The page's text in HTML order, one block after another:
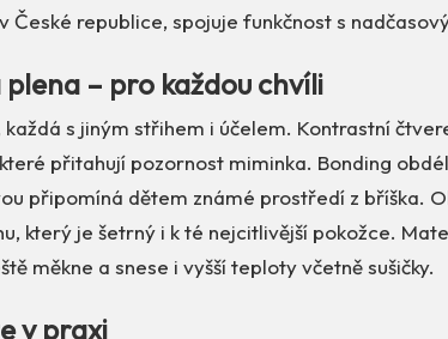
České republice, spojuje funkčnost s
– pro každou chvíli
každá s jiným střihem i účelem. Kontrastní
přitahují pozornost miminka. Bonding
připomíná dětem známé prostředí z bříška.
který je šetrný i k té nejcitlivější pokožce.
měkne a snese i vyšší teploty včetně sušičky.
v praxi